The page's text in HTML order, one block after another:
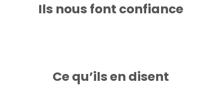
Ils nous font confiance
Ce qu’ils en disent